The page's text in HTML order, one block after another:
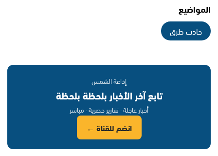
المواضيع
حادث طرق
إذاعة الشمس
تابع آخر الأخبار بلحظة بلحظة
أخبار عاجلة · تقارير حصرية · مباشر
انضم للقناة ←